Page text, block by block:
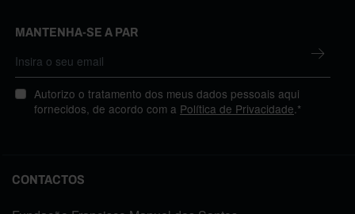
MANTENHA-SE A PAR
Autorizo o tratamento dos meus dados pessoais aqui
fornecidos, de acordo com a Política de Privacidade.*
CONTACTOS